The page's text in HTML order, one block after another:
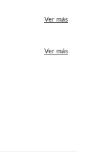
Ver más
Ver más